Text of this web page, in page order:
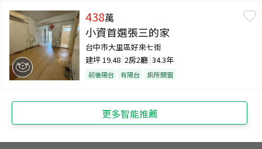
438萬
小資首選張三的家
台中市大里區好來七街
建坪 19.48 2房2廳 34.3年
前後陽台 有陽台 廁所開窗
更多智能推薦